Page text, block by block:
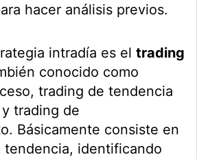
hacer análisis previos.
intradía es eltrading
conocido como
trading de tendencia
trading de
Básicamente consiste en
tendencia, identificando